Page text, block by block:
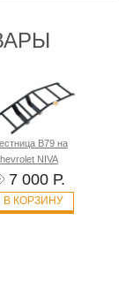
B79 на
NIVA
7 000 Р.
В КОРЗИНУ